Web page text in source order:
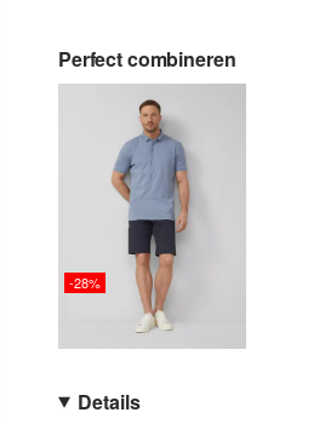
Perfect combineren
-28%
Details